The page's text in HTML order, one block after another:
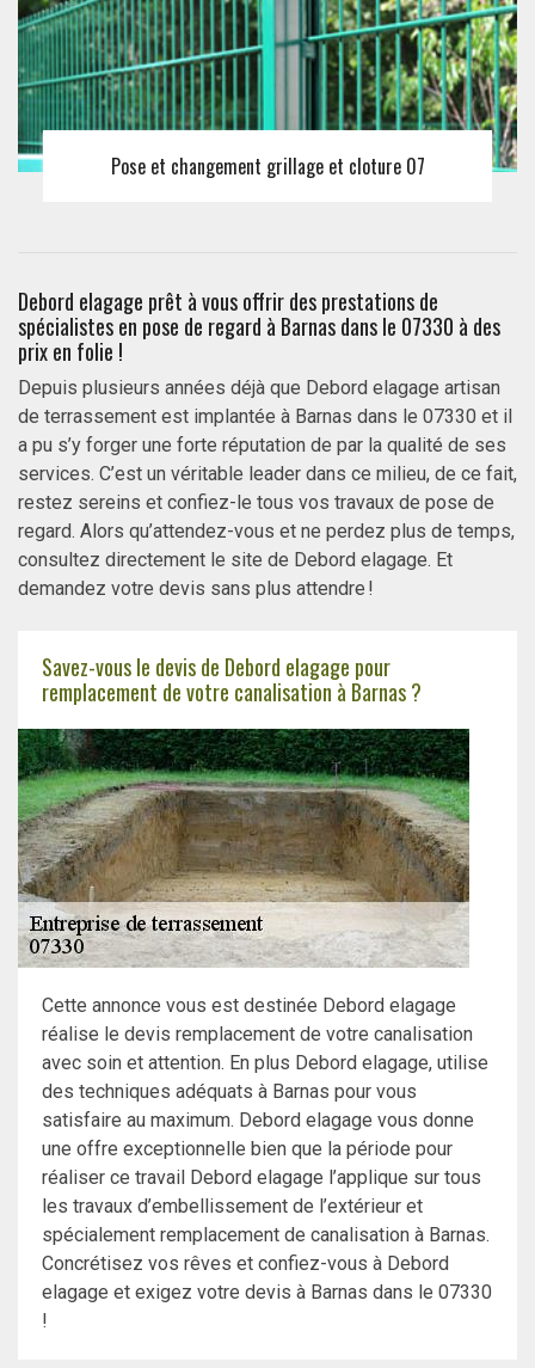
Pose et changement grillage et cloture 07
Debord elagage prêt à vous offrir des prestations de
spécialistes en pose de regard à Barnas dans le 07330 à des
prix en folie !
Depuis plusieurs années déjà que Debord elagage artisan
de terrassement est implantée à Barnas dans le 07330 et il
a pu s’y forger une forte réputation de par la qualité de ses
services. C’est un véritable leader dans ce milieu, de ce fait,
restez sereins et confiez-le tous vos travaux de pose de
regard. Alors qu’attendez-vous et ne perdez plus de temps,
consultez directement le site de Debord elagage. Et
demandez votre devis sans plus attendre !
Savez-vous le devis de Debord elagage pour
remplacement de votre canalisation à Barnas ?
Cette annonce vous est destinée Debord elagage
réalise le devis remplacement de votre canalisation
avec soin et attention. En plus Debord elagage, utilise
des techniques adéquats à Barnas pour vous
satisfaire au maximum. Debord elagage vous donne
une offre exceptionnelle bien que la période pour
réaliser ce travail Debord elagage l’applique sur tous
les travaux d’embellissement de l’extérieur et
spécialement remplacement de canalisation à Barnas.
Concrétisez vos rêves et confiez-vous à Debord
elagage et exigez votre devis à Barnas dans le 07330
!